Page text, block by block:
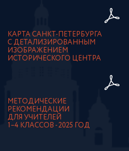
КАРТА САНКТ-ПЕТЕРБУРГА
С ДЕТАЛИЗИРОВАННЫМ
ИЗОБРАЖЕНИЕМ
ИСТОРИЧЕСКОГО ЦЕНТРА
МЕТОДИЧЕСКИЕ
РЕКОМЕНДАЦИИ
ДЛЯ УЧИТЕЛЕЙ
1–4 КЛАССОВ - 2025 ГОД